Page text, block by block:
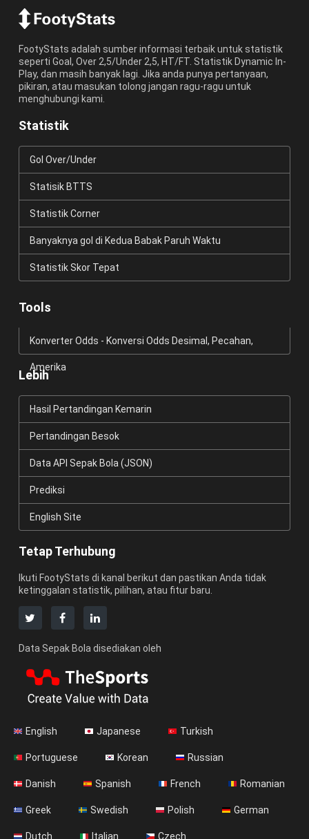
FootyStats adalah sumber informasi terbaik untuk statistik
seperti Goal, Over 2,5/Under 2,5, HT/FT. Statistik Dynamic In-
Play, dan masih banyak lagi. Jika anda punya pertanyaan,
pikiran, atau masukan tolong jangan ragu-ragu untuk
menghubungi kami.
Statistik
Gol Over/Under
Statisik BTTS
Statistik Corner
Banyaknya gol di Kedua Babak Paruh Waktu
Statistik Skor Tepat
Tools
Konverter Odds - Konversi Odds Desimal, Pecahan,
Amerika
Lebih
Hasil Pertandingan Kemarin
Pertandingan Besok
Data API Sepak Bola (JSON)
Prediksi
English Site
Tetap Terhubung
Ikuti FootyStats di kanal berikut dan pastikan Anda tidak
ketinggalan statistik, pilihan, atau fitur baru.
Data Sepak Bola disediakan oleh
English Japanese Turkish
Portuguese Korean Russian
Danish Spanish French Romanian
Greek Swedish Polish German
Dutch Italian Czech